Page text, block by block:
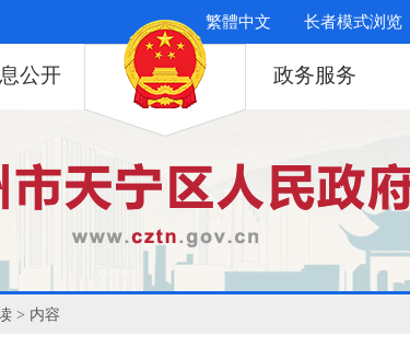
繁體中文 长者模式浏览
公开 政务服务
> 内容